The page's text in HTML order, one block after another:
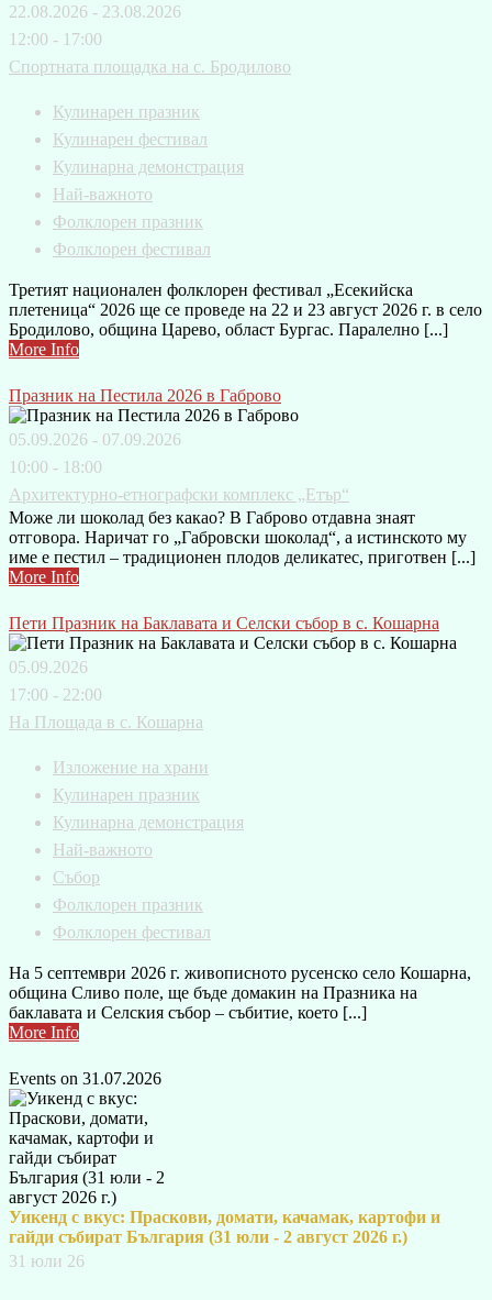
22.08.2026 - 23.08.2026
12:00 - 17:00
Спортната площадка на с. Бродилово
Кулинарен празник
Кулинарен фестивал
Кулинарна демонстрация
Най-важното
Фолклорен празник
Фолклорен фестивал
Третият национален фолклорен фестивал „Есекийска
плетеница“ 2026 ще се проведе на 22 и 23 август 2026 г. в село
Бродилово, община Царево, област Бургас. Паралелно [...]
More Info
Празник на Пестила 2026 в Габрово
05.09.2026 - 07.09.2026
10:00 - 18:00
Архитектурно-етнографски комплекс „Етър“
Може ли шоколад без какао? В Габрово отдавна знаят
отговора. Наричат го „Габровски шоколад“, а истинското му
име е пестил – традиционен плодов деликатес, приготвен [...]
More Info
Пети Празник на Баклавата и Селски събор в с. Кошарна
05.09.2026
17:00 - 22:00
На Площада в с. Кошарна
Изложение на храни
Кулинарен празник
Кулинарна демонстрация
Най-важното
Събор
Фолклорен празник
Фолклорен фестивал
На 5 септември 2026 г. живописното русенско село Кошарна,
община Сливо поле, ще бъде домакин на Празника на
баклавата и Селския събор – събитие, което [...]
More Info
Events on 31.07.2026
Уикенд с вкус: Праскови, домати, качамак, картофи и
гайди събират България (31 юли - 2 август 2026 г.)
31 юли 26